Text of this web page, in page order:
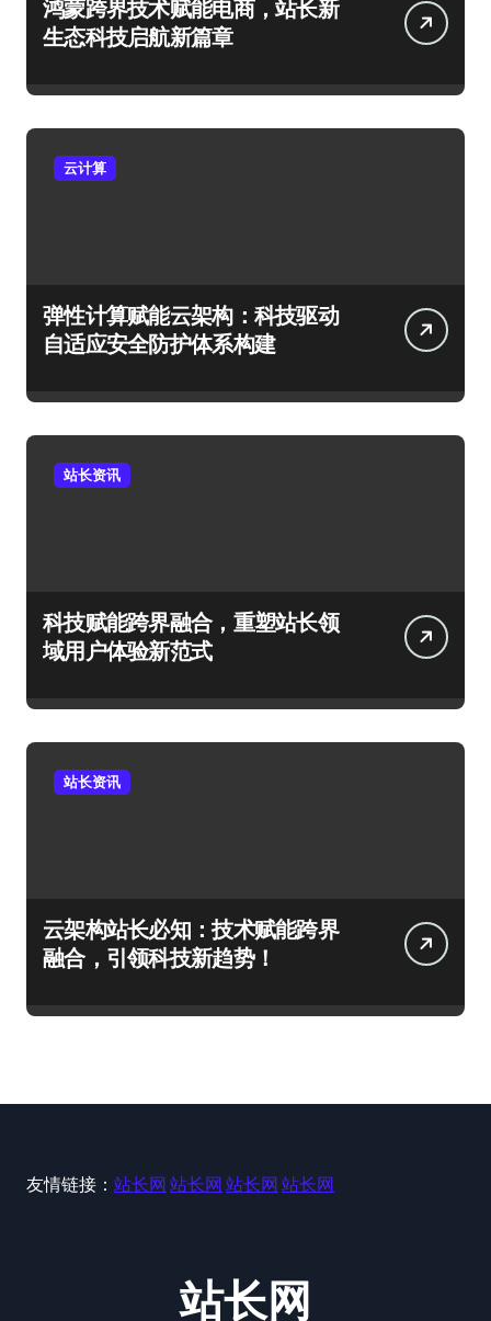
鸿蒙跨界技术赋能电商，站长新
生态科技启航新篇章
云计算
弹性计算赋能云架构：科技驱动
自适应安全防护体系构建
站长资讯
科技赋能跨界融合，重塑站长领
域用户体验新范式
站长资讯
云架构站长必知：技术赋能跨界
融合，引领科技新趋势！
友情链接： 站长网 站长网 站长网 站长网
站长网